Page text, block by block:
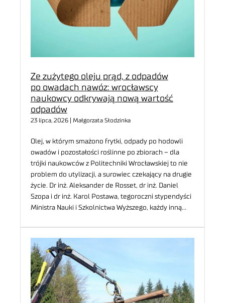
Ze zużytego oleju prąd, z odpadów
po owadach nawóz: wrocławscy
naukowcy odkrywają nową wartość
odpadów
23 lipca, 2026 | Małgorzata Słodzinka
Olej, w którym smażono frytki, odpady po hodowli
owadów i pozostałości roślinne po zbiorach – dla
trójki naukowców z Politechniki Wrocławskiej to nie
problem do utylizacji, a surowiec czekający na drugie
życie. Dr inż. Aleksander de Rosset, dr inż. Daniel
Szopa i dr inż. Karol Postawa, tegoroczni stypendyści
Ministra Nauki i Szkolnictwa Wyższego, każdy inną…